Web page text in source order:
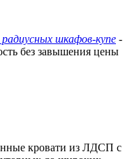
радиусных шкафов-купе -
без завышения цены
кровати из ЛДСП с